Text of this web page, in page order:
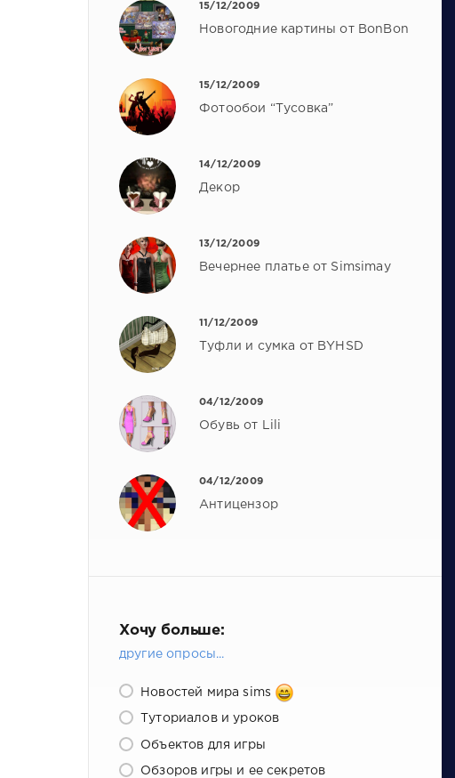
15/12/2009
Новогодние картины от BonBon
15/12/2009
Фотообои “Тусовка”
14/12/2009
Декор
13/12/2009
Вечернее платье от Simsimay
11/12/2009
Туфли и сумка от BYHSD
04/12/2009
Обувь от Lili
04/12/2009
Антицензор
Хочу больше:
другие опросы...
Новостей мира sims
Туториалов и уроков
Объектов для игры
Обзоров игры и ее секретов